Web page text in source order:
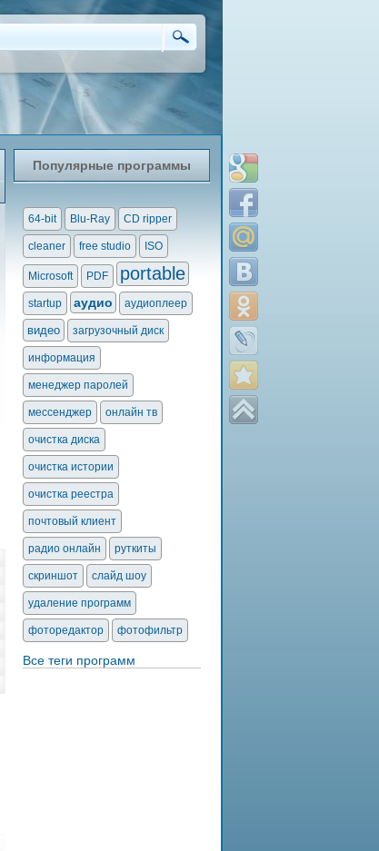
Популярные программы
64-bit Blu-Ray CD ripper
cleaner free studio ISO
Microsoft PDF portable
startup аудио аудиоплеер
видео загрузочный диск
информация
менеджер паролей
мессенджер онлайн тв
очистка диска
очистка истории
очистка реестра
почтовый клиент
радио онлайн руткиты
скриншот слайд шоу
удаление программ
фоторедактор фотофильтр
Все теги программ